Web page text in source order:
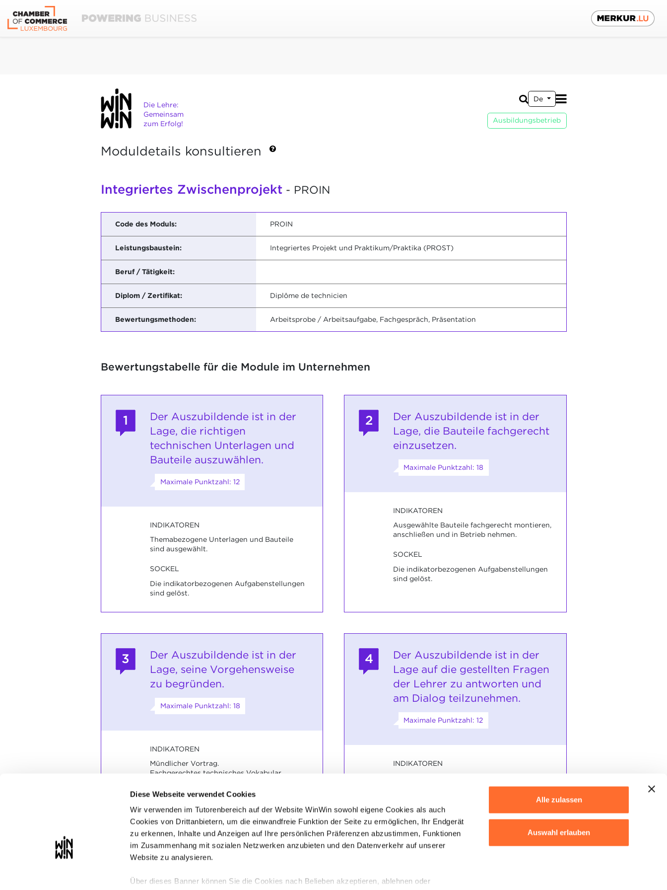
Diese Webseite verwendet Cookies
Wir verwenden im Tutorenbereich auf der Website WinWin sowohl eigene Cookies als auch
Cookies von Drittanbietern, um die einwandfreie Funktion der Seite zu ermöglichen, Ihr Endgerät
zu erkennen, Inhalte und Anzeigen auf Ihre persönlichen Präferenzen abzustimmen, Funktionen
im Zusammenhang mit sozialen Netzwerken anzubieten und den Datenverkehr auf unserer
Website zu analysieren.
Über dieses Banner können Sie die Cookies nach Belieben akzeptieren, ablehnen oder
Alle zulassen
Auswahl erlauben
Die Lehre:
Gemeinsam
zum Erfolg!
De
Ausbildungsbetrieb
Moduldetails konsultieren
Integriertes Zwischenprojekt- PROIN
Code des Moduls: PROIN
Leistungsbaustein: Integriertes Projekt und Praktikum/Praktika (PROST)
Beruf / Tätigkeit:
Diplom / Zertifikat: Diplôme de technicien
Bewertungsmethoden: Arbeitsprobe / Arbeitsaufgabe, Fachgespräch, Präsentation
Bewertungstabelle für die Module im Unternehmen
1
Der Auszubildende ist in der
Lage, die richtigen
technischen Unterlagen und
Bauteile auszuwählen.
Maximale Punktzahl: 12
INDIKATOREN
Themabezogene Unterlagen und Bauteile
sind ausgewählt.
SOCKEL
Die indikatorbezogenen Aufgabenstellungen
sind gelöst.
2
Der Auszubildende ist in der
Lage, die Bauteile fachgerecht
einzusetzen.
Maximale Punktzahl: 18
INDIKATOREN
Ausgewählte Bauteile fachgerecht montieren,
anschließen und in Betrieb nehmen.
SOCKEL
Die indikatorbezogenen Aufgabenstellungen
sind gelöst.
3
Der Auszubildende ist in der
Lage, seine Vorgehensweise
zu begründen.
Maximale Punktzahl: 18
INDIKATOREN
Mündlicher Vortrag.
Fachgerechtes technisches Vokabular.
Die indikatorbezogenen Aufgabenstellungen
sind gelöst.
4
Der Auszubildende ist in der
Lage auf die gestellten Fragen
der Lehrer zu antworten und
am Dialog teilzunehmen.
Maximale Punktzahl: 12
INDIKATOREN
Die indikatorbezogenen Aufgabenstellungen
sind gelöst.